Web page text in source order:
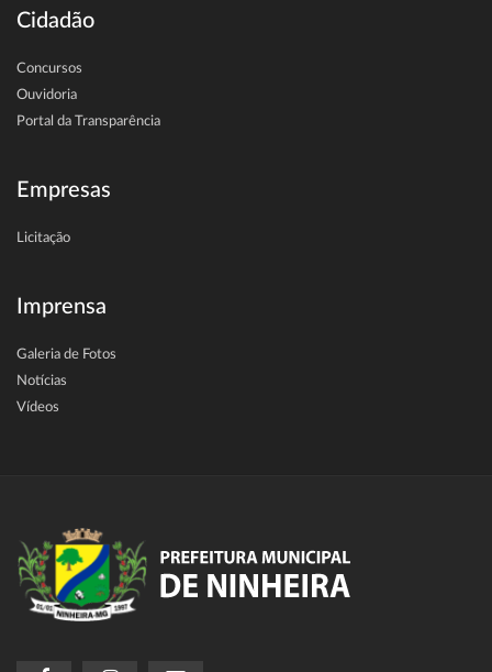
Cidadão
Concursos
Ouvidoria
Portal da Transparência
Empresas
Licitação
Imprensa
Galeria de Fotos
Notícias
Vídeos